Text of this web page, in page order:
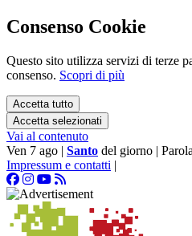
Consenso Cookie
Questo sito utilizza servizi di terze
consenso. Scopri di più
Accetta tutto
Accetta selezionati
Vai al contenuto
Ven 7 ago | Santo del giorno |
Impressum e contatti |